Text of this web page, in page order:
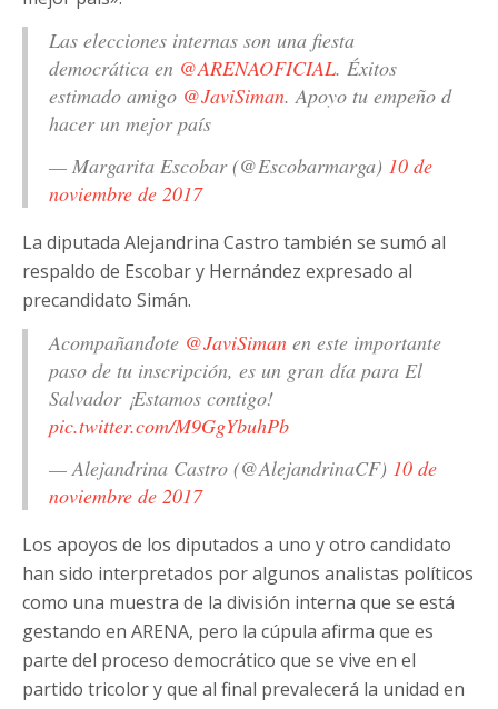
Las elecciones internas son una fiesta
democrática en @ARENAOFICIAL. Éxitos
estimado amigo @JaviSiman. Apoyo tu empeño d
hacer un mejor país
— Margarita Escobar (@Escobarmarga) 10 de
noviembre de 2017
La diputada Alejandrina Castro también se sumó al
respaldo de Escobar y Hernández expresado al
precandidato Simán.
Acompañandote @JaviSiman en este importante
paso de tu inscripción, es un gran día para El
Salvador ¡Estamos contigo!
pic.twitter.com/M9GgYbuhPb
— Alejandrina Castro (@AlejandrinaCF) 10 de
noviembre de 2017
Los apoyos de los diputados a uno y otro candidato
han sido interpretados por algunos analistas políticos
como una muestra de la división interna que se está
gestando en ARENA, pero la cúpula afirma que es
parte del proceso democrático que se vive en el
partido tricolor y que al final prevalecerá la unidad en